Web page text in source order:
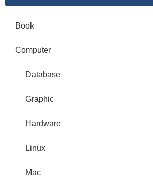
Book
Computer
Database
Graphic
Hardware
Linux
Mac